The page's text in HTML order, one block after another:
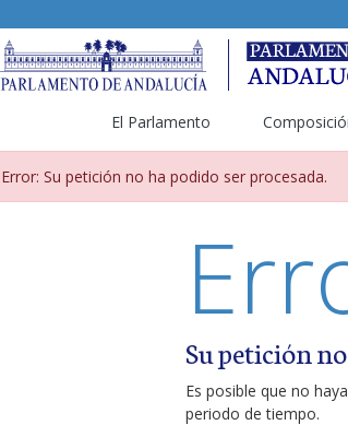
El Parlamento
Página de error
Error: Su petición no ha podido ser procesada.
Su petición
Es posible que no
periodo de tiempo.